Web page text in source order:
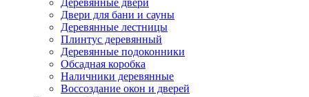
Деревянные двери
Двери для бани и сауны
Деревянные лестницы
Плинтус деревянный
Деревянные подоконники
Обсадная коробка
Наличники деревянные
Воссоздание окон и дверей